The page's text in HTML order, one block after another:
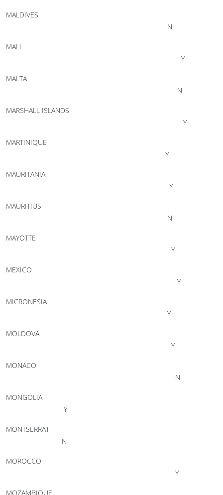
MALDIVES
N
MALI
Y
MALTA
N
MARSHALL ISLANDS
Y
MARTINIQUE
Y
MAURITANIA
Y
MAURITIUS
N
MAYOTTE
Y
MEXICO
Y
MICRONESIA
Y
MOLDOVA
Y
MONACO
N
MONGOLIA
Y
MONTSERRAT
N
MOROCCO
Y
MOZAMBIQUE